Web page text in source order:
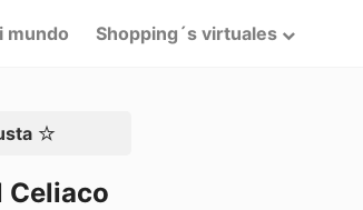
mundo Shopping´s virtuales
Celiaco